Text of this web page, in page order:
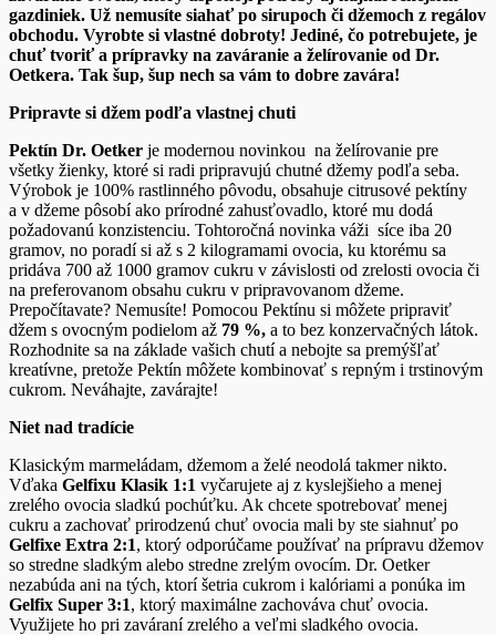
gazdiniek. Už nemusíte siahať po sirupoch či džemoch z regálov
obchodu. Vyrobte si vlastné dobroty! Jediné, čo potrebujete, je
chuť tvoriť a prípravky na zaváranie a želírovanie od Dr.
Oetkera. Tak šup, šup nech sa vám to dobre zavára!
Pripravte si džem podľa vlastnej chuti
Pektín Dr. Oetker je modernou novinkou na želírovanie pre
všetky žienky, ktoré si radi pripravujú chutné džemy podľa seba.
Výrobok je 100% rastlinného pôvodu, obsahuje citrusové pektíny
a v džeme pôsobí ako prírodné zahusťovadlo, ktoré mu dodá
požadovanú konzistenciu. Tohtoročná novinka váži síce iba 20
gramov, no poradí si až s 2 kilogramami ovocia, ku ktorému sa
pridáva 700 až 1000 gramov cukru v závislosti od zrelosti ovocia či
na preferovanom obsahu cukru v pripravovanom džeme.
Prepočítavate? Nemusíte! Pomocou Pektínu si môžete pripraviť
džem s ovocným podielom až 79 %, a to bez konzervačných látok.
Rozhodnite sa na základe vašich chutí a nebojte sa premýšľať
kreatívne, pretože Pektín môžete kombinovať s repným i trstinovým
cukrom. Neváhajte, zavárajte!
Niet nad tradície
Klasickým marmeládam, džemom a želé neodolá takmer nikto.
Vďaka Gelfixu Klasik 1:1 vyčarujete aj z kyslejšieho a menej
zrelého ovocia sladkú pochúťku. Ak chcete spotrebovať menej
cukru a zachovať prirodzenú chuť ovocia mali by ste siahnuť po
Gelfixe Extra 2:1, ktorý odporúčame používať na prípravu džemov
so stredne sladkým alebo stredne zrelým ovocím. Dr. Oetker
nezabúda ani na tých, ktorí šetria cukrom i kalóriami a ponúka im
Gelfix Super 3:1, ktorý maximálne zachováva chuť ovocia.
Využijete ho pri zaváraní zrelého a veľmi sladkého ovocia.